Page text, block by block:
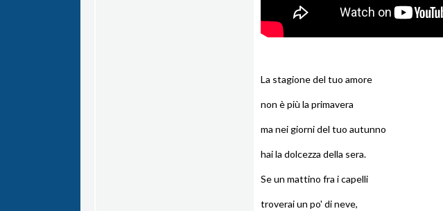
La stagione del tuo amore
non è più la primavera
ma nei giorni del tuo autunno
hai la dolcezza della sera.
Se un mattino fra i capelli
troverai un po' di neve,